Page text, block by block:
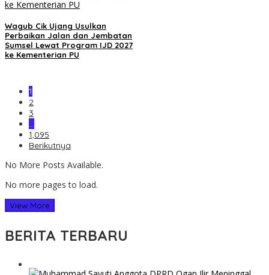
Wagub Cik Ujang Usulkan
Perbaikan Jalan dan Jembatan
Sumsel Lewat Program IJD 2027
ke Kementerian PU
1
2
3
…
1,095
Berikutnya
No More Posts Available.
No more pages to load.
View More
BERITA TERBARU